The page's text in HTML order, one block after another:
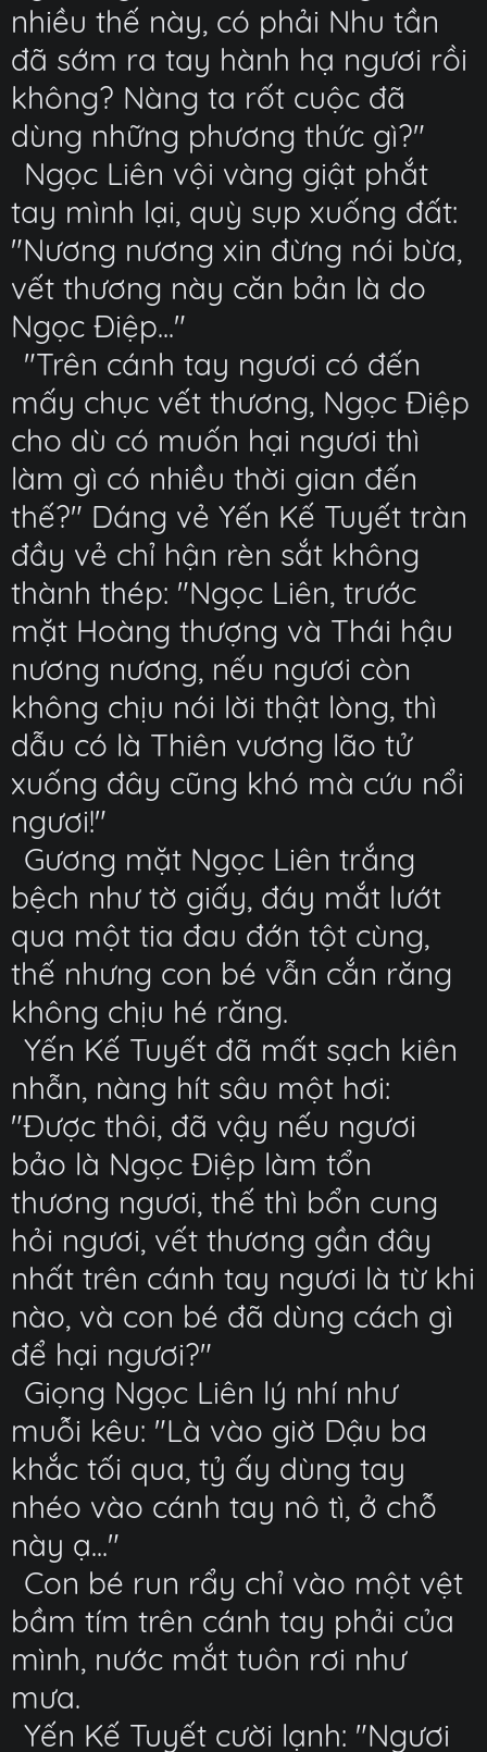
nhiều thế này, có phải Nhu tần
đã sớm ra tay hành hạ ngươi rồi
không? Nàng ta rốt cuộc đã
dùng những phương thức gì?"
Ngọc Liên vội vàng giật phắt
tay mình lại, quỳ sụp xuống đất:
"Nương nương xin đừng nói bừa,
vết thương này căn bản là do
Ngọc Điệp..."
"Trên cánh tay ngươi có đến
mấy chục vết thương, Ngọc Điệp
cho dù có muốn hại ngươi thì
làm gì có nhiều thời gian đến
thế?" Dáng vẻ Yến Kế Tuyết tràn
đầy vẻ chỉ hận rèn sắt không
thành thép: "Ngọc Liên, trước
mặt Hoàng thượng và Thái hậu
nương nương, nếu ngươi còn
không chịu nói lời thật lòng, thì
dẫu có là Thiên vương lão tử
xuống đây cũng khó mà cứu nổi
ngươi!"
Gương mặt Ngọc Liên trắng
bệch như tờ giấy, đáy mắt lướt
qua một tia đau đớn tột cùng,
thế nhưng con bé vẫn cắn răng
không chịu hé răng.
Yến Kế Tuyết đã mất sạch kiên
nhẫn, nàng hít sâu một hơi:
"Được thôi, đã vậy nếu ngươi
bảo là Ngọc Điệp làm tổn
thương ngươi, thế thì bổn cung
hỏi ngươi, vết thương gần đây
nhất trên cánh tay ngươi là từ khi
nào, và con bé đã dùng cách gì
để hại ngươi?"
Giọng Ngọc Liên lý nhí như
muỗi kêu: "Là vào giờ Dậu ba
khắc tối qua, tỷ ấy dùng tay
nhéo vào cánh tay nô tì, ở chỗ
này ạ..."
Con bé run rẩy chỉ vào một vệt
bầm tím trên cánh tay phải của
mình, nước mắt tuôn rơi như
mưa.
Yến Kế Tuyết cười lạnh: "Ngươi